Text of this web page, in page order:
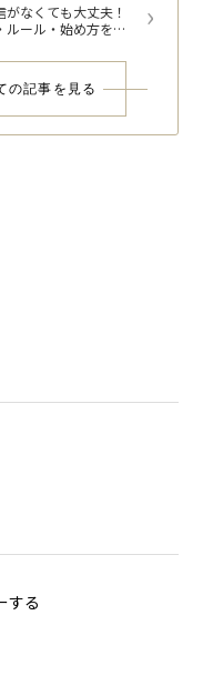
なくても大丈夫！
ルール・始め方を徹
記事を見る
する